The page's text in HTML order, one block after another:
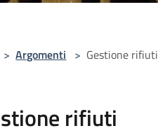
> Argomenti > Gestione rifiuti
rifiuti